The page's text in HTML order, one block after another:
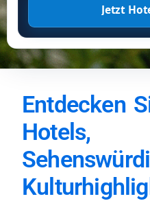
Jetzt
Entdecken
Hotels,